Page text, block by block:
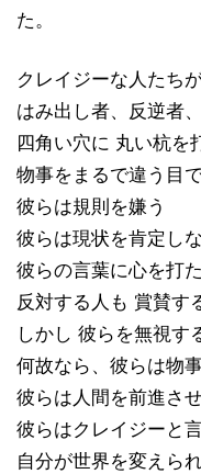
た。
クレイジーな人たち
はみ出し者、反逆者
四角い穴に 丸い杭を
物事をまるで違う目
彼らは規則を嫌う
彼らは現状を肯定し
彼らの言葉に心を打
反対する人も 賞賛す
しかし 彼らを無視す
何故なら、彼らは物
彼らは人間を前進さ
彼らはクレイジーと
自分が世界を変えら